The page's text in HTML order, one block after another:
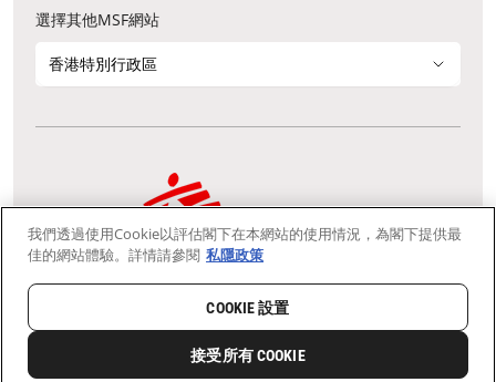
選擇其他MSF網站
香港特別行政區
通訊資料更新 鳴謝 私隱聲明
我們採用安全通訊端層 (Secure Socket Layer, SSL) 協定，有助保障敏感
資料在你的瀏覽器和我們伺服器之間的網上傳輸維持保密性。
慈善團體免稅檔案號碼：91/4075
Copyright © Médecins Sans Frontières Hong Kong. All rights
reserved.
我們透過使用Cookie以評估閣下在本網站的使用情況，為閣下提供最
佳的網站體驗。詳情請參閱 私隱政策
COOKIE 設置
接受所有 COOKIE